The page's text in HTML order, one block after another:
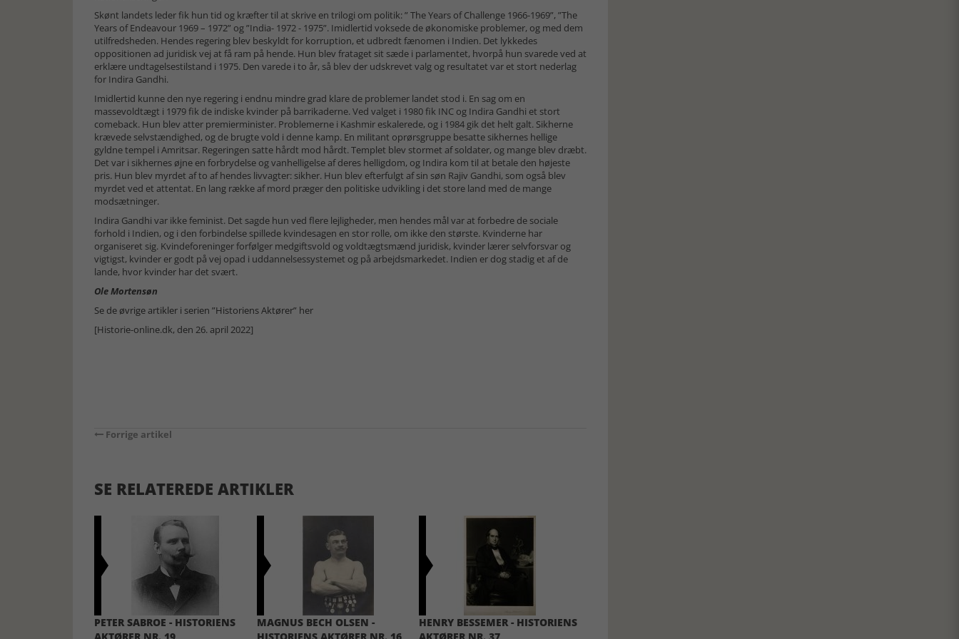
Skønt landets leder fik hun tid og kræfter til at skrive en trilogi om politik: ” The Years of Challenge 1966-1969”, ”The
Years of Endeavour 1969 – 1972” og ”India- 1972 - 1975”. Imidlertid voksede de økonomiske problemer, og med dem
utilfredsheden. Hendes regering blev beskyldt for korruption, et udbredt fænomen i Indien. Det lykkedes
oppositionen ad juridisk vej at få ram på hende. Hun blev frataget sit sæde i parlamentet, hvorpå hun svarede ved at
erklære undtagelsestilstand i 1975. Den varede i to år, så blev der udskrevet valg og resultatet var et stort nederlag
for Indira Gandhi.
Imidlertid kunne den nye regering i endnu mindre grad klare de problemer landet stod i. En sag om en
massevoldtægt i 1979 fik de indiske kvinder på barrikaderne. Ved valget i 1980 fik INC og Indira Gandhi et stort
comeback. Hun blev atter premierminister. Problemerne i Kashmir eskalerede, og i 1984 gik det helt galt. Sikherne
krævede selvstændighed, og de brugte vold i denne kamp. En militant oprørsgruppe besatte sikhernes hellige
gyldne tempel i Amritsar. Regeringen satte hårdt mod hårdt. Templet blev stormet af soldater, og mange blev dræbt.
Det var i sikhernes øjne en forbrydelse og vanhelligelse af deres helligdom, og Indira kom til at betale den højeste
pris. Hun blev myrdet af to af hendes livvagter: sikher. Hun blev efterfulgt af sin søn Rajiv Gandhi, som også blev
myrdet ved et attentat. En lang række af mord præger den politiske udvikling i det store land med de mange
modsætninger.
Indira Gandhi var ikke feminist. Det sagde hun ved flere lejligheder, men hendes mål var at forbedre de sociale
forhold i Indien, og i den forbindelse spillede kvindesagen en stor rolle, om ikke den største. Kvinderne har
organiseret sig. Kvindeforeninger forfølger medgiftsvold og voldtægtsmænd juridisk, kvinder lærer selvforsvar og
vigtigst, kvinder er godt på vej opad i uddannelsessystemet og på arbejdsmarkedet. Indien er dog stadig et af de
lande, hvor kvinder har det svært.
Ole Mortensøn
Se de øvrige artikler i serien ”Historiens Aktører” her
[Historie-online.dk, den 26. april 2022]
Forrige artikel
SE RELATEREDE ARTIKLER
PETER SABROE - HISTORIENS
MAGNUS BECH OLSEN -
HENRY BESSEMER - HISTORIENS